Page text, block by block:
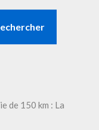
de 150 km : La